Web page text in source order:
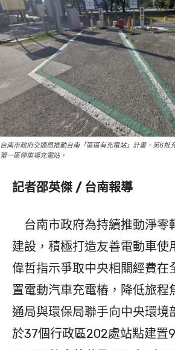
台南市政府交通局推動台南「區區有充電站」計畫，第6批
第一區停車場充電站。
記者邵英傑 / 台南報導
台南市政府為持續推動淨零
建設，積極打造友善電動車使
偉哲指示爭取中央相關經費在
置電動汽車充電樁，降低旅程
通局與環保局聯手向中央環境
於37個行政區202處站點建置